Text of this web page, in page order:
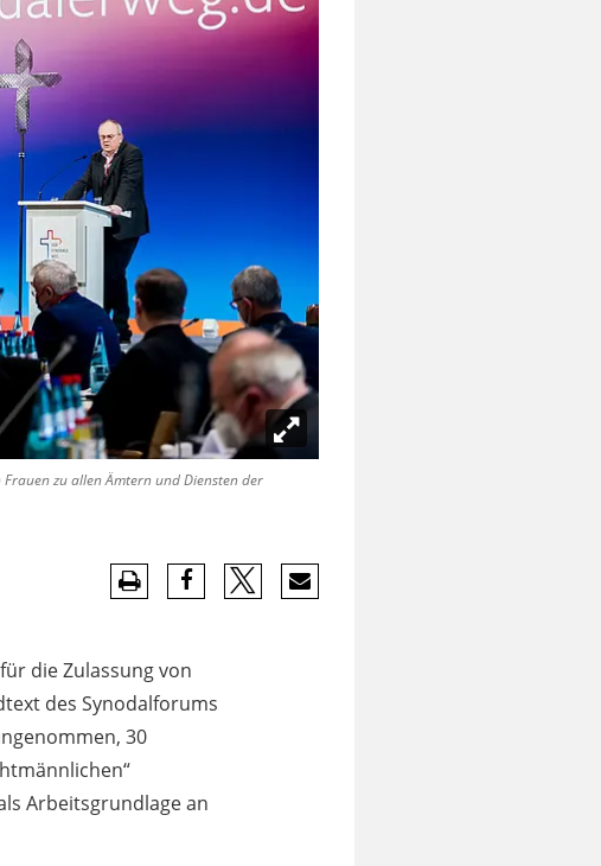
zu allen Ämtern und Diensten der
für die Zulassung von
des Synodalforums
30
Arbeitsgrundlage an